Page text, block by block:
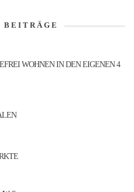
BEITRÄGE
WOHNEN IN DEN EIGENEN 4